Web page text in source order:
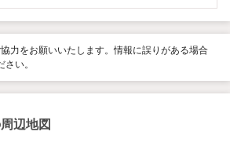
力をお願いいたします。情報に誤りがある場合
い。
辺地図